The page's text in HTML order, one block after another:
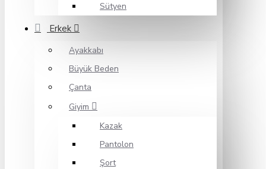
Sütyen
Erkek
Ayakkabı
Büyük Beden
Çanta
Giyim
Kazak
Pantolon
Şort